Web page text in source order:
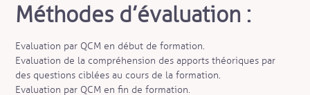
Méthodes d’évaluation :
Evaluation par QCM en début de formation.
Evaluation de la compréhension des apports théoriques par
des questions ciblées au cours de la formation.
Evaluation par QCM en fin de formation.